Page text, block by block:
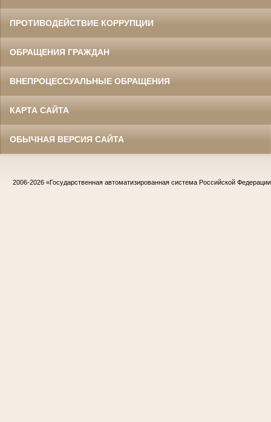
ПРОТИВОДЕЙСТВИЕ КОРРУПЦИИ
ОБРАЩЕНИЯ ГРАЖДАН
ВНЕПРОЦЕССУАЛЬНЫЕ ОБРАЩЕНИЯ
КАРТА САЙТА
ОБЫЧНАЯ ВЕРСИЯ САЙТА
2006-2026 «Государственная автоматизированная система Российской